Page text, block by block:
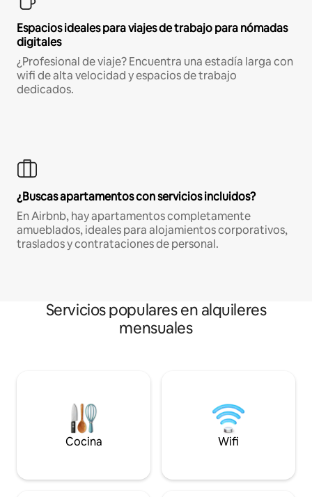
Espacios ideales para viajes de trabajo para nómadas
digitales
¿Profesional de viaje? Encuentra una estadía larga con
wifi de alta velocidad y espacios de trabajo
dedicados.
¿Buscas apartamentos con servicios incluidos?
En Airbnb, hay apartamentos completamente
amueblados, ideales para alojamientos corporativos,
traslados y contrataciones de personal.
Servicios populares en alquileres
mensuales
Cocina Wifi